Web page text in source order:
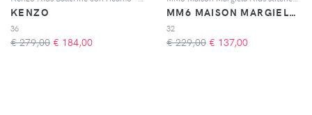
KENZO
36
€ 279,00 € 184,00
MM6 MAISON MARGIELA KIDS
32
€ 229,00 € 137,00